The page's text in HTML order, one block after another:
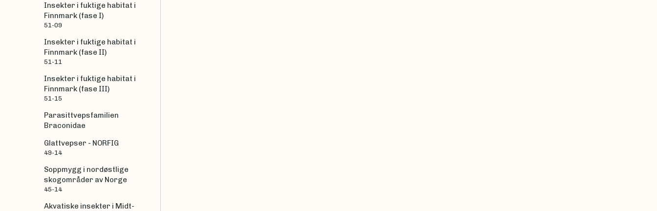
Insekter i fuktige habitat i
Finnmark (fase I)
51-09
Insekter i fuktige habitat i
Finnmark (fase II)
51-11
Insekter i fuktige habitat i
Finnmark (fase III)
51-15
Parasittvepsfamilien
Braconidae
Glattvepser - NORFIG
49-14
Soppmygg i nordøstlige
skogområder av Norge
45-14
Akvatiske insekter i Midt-